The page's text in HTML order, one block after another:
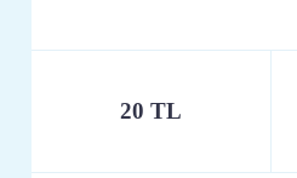
20 TL